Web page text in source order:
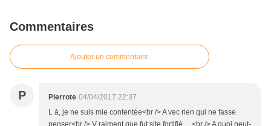
Commentaires
Ajouter un commentaire
P Pierrote 04/04/2017 22:37
L à, je ne suis mie contentée<br /> A vec rien qui ne fasse
penser<br /> V raiment que fut site fortifié… <br /> A quoi peut-